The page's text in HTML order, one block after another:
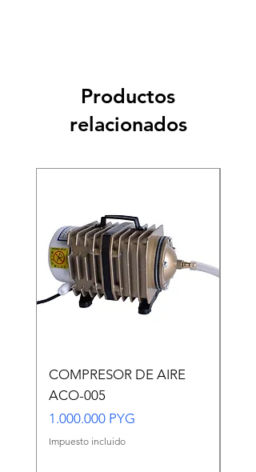
Productos
relacionados
COMPRESOR DE AIRE
ACO-005
Precio
1.000.000 PYG
Impuesto incluido